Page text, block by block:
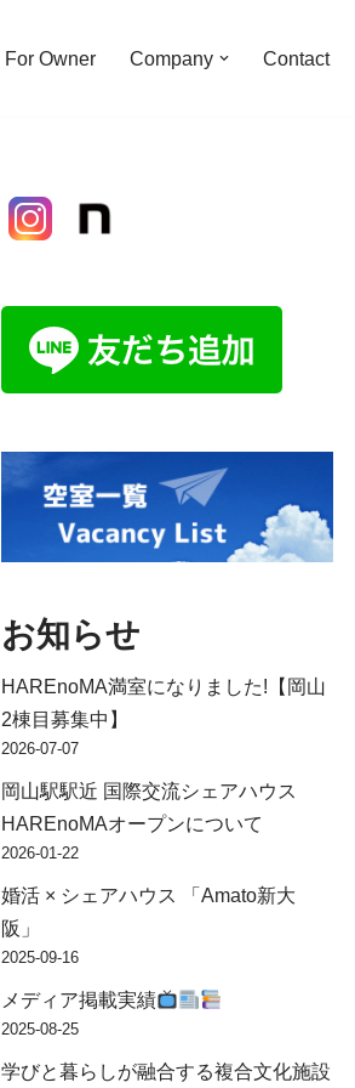
For Owner Company Contact
お知らせ
HAREnoMA満室になりました!【岡山
2棟目募集中】
2026-07-07
岡山駅駅近 国際交流シェアハウス
HAREnoMAオープンについて
2026-01-22
婚活 × シェアハウス 「Amato新大
阪」
2025-09-16
メディア掲載実績
2025-08-25
学びと暮らしが融合する複合文化施設